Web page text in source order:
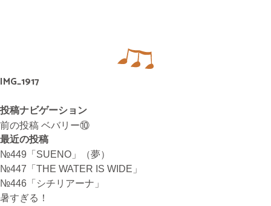
携帯
090-4764-9331
IMG_1917
投稿ナビゲーション
前の投稿 ベバリー⑩
最近の投稿
№449「SUENO」（夢）
№447「THE WATER IS WIDE」
№446「シチリアーナ」
暑すぎる！